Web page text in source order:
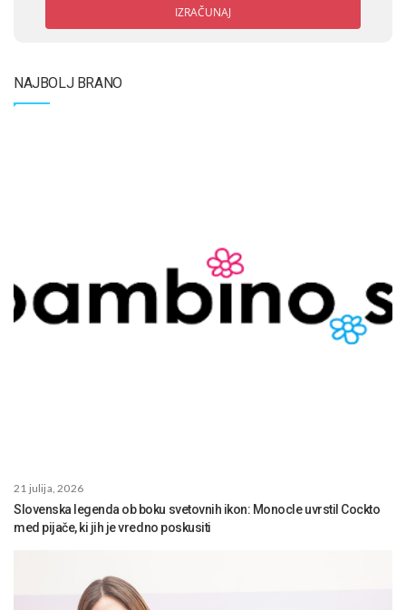
IZRAČUNAJ
NAJBOLJ BRANO
21 julija, 2026
Slovenska legenda ob boku svetovnih ikon: Monocle uvrstil Cockto
med pijače, ki jih je vredno poskusiti